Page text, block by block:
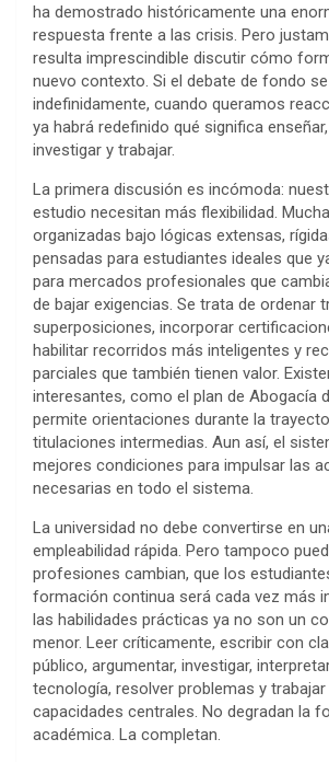
ha demostrado históricamente una
respuesta frente a las crisis. Pero
resulta imprescindible discutir cómo
nuevo contexto. Si el debate de fondo
indefinidamente, cuando queramos
ya habrá redefinido qué significa
investigar y trabajar.
La primera discusión es incómoda:
estudio necesitan más flexibilidad.
organizadas bajo lógicas extensas,
pensadas para estudiantes ideales que
para mercados profesionales que
de bajar exigencias. Se trata de ordenar
superposiciones, incorporar
habilitar recorridos más inteligentes y
parciales que también tienen valor.
interesantes, como el plan de Abogacía
permite orientaciones durante la
titulaciones intermedias. Aun así, el
mejores condiciones para impulsar las
necesarias en todo el sistema.
La universidad no debe convertirse en
empleabilidad rápida. Pero tampoco
profesiones cambian, que los
formación continua será cada vez más
las habilidades prácticas ya no son un
menor. Leer críticamente, escribir con
público, argumentar, investigar,
tecnología, resolver problemas y
capacidades centrales. No degradan la
académica. La completan.